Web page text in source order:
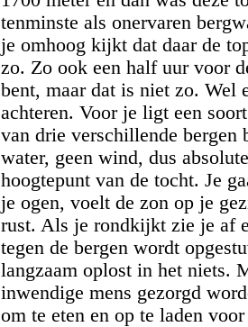
tenminste als onervaren
je omhoog kijkt dat daar de
zo. Zo ook een half uur voor
bent, maar dat is niet zo. Wel
achteren. Voor je ligt een
van drie verschillende bergen
water, geen wind, dus
hoogtepunt van de tocht. Je
je ogen, voelt de zon op je
rust. Als je rondkijkt zie je af
tegen de bergen wordt
langzaam oplost in het niets.
inwendige mens gezorgd
om te eten en op te laden